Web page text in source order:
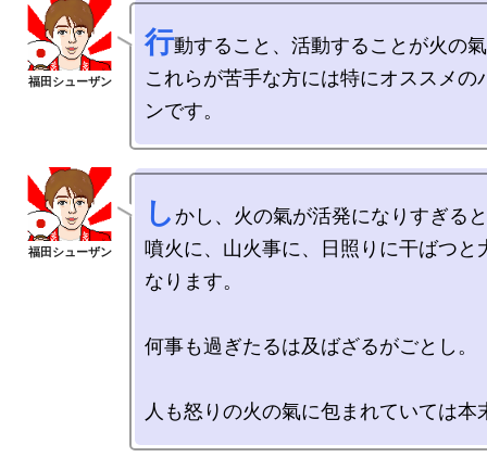
行動すること、活動することが火の
これらが苦手な方には特にオススメの
しかし、火の氣が活発になりすぎる
噴火に、山火事に、日照りに干ばつと
なります。
何事も過ぎたるは及ばざるがごとし。